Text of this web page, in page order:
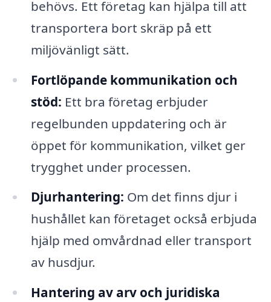
behövs. Ett företag kan hjälpa till att
transportera bort skräp på ett
miljövänligt sätt.
Fortlöpande kommunikation och
stöd: Ett bra företag erbjuder
regelbunden uppdatering och är
öppet för kommunikation, vilket ger
trygghet under processen.
Djurhantering: Om det finns djur i
hushållet kan företaget också erbjuda
hjälp med omvårdnad eller transport
av husdjur.
Hantering av arv och juridiska